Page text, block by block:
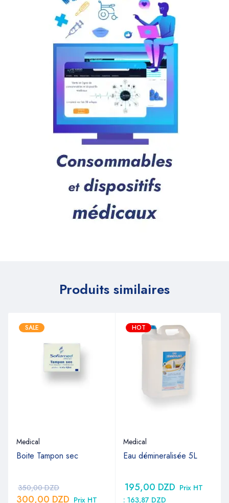
Produits similaires
SALE
Medical
Boite Tampon sec
350,00DZD
300,00 DZD Prix HT
HOT
Medical
Eau démineralisée 5L
195,00 DZD Prix HT
: 163,87 DZD